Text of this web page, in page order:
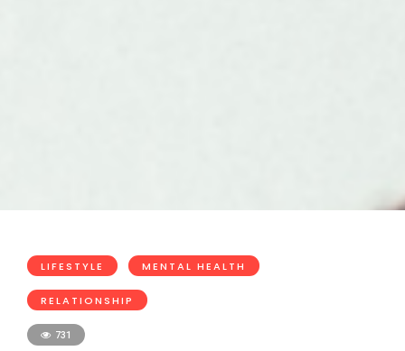
LIFESTYLE MENTAL HEALTH
RELATIONSHIP
731